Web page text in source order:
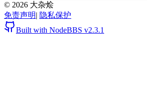
© 2026 大杂烩
免责声明| 隐私保护
Built with NodeBBS v2.3.1